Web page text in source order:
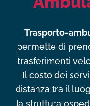
Trasporto-
permette di
trasferimenti
Il costo dei
distanza tra il
la struttura